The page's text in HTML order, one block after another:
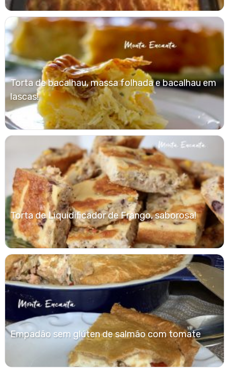
Torta de bacalhau, massa folhada e bacalhau em
lascas!
Torta de Liquidificador de Frango, saborosa!
Empadão sem glúten de salmão com tomate